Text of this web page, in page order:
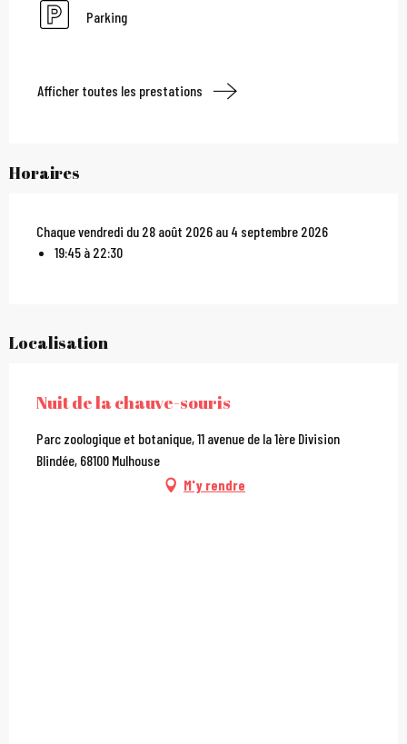
Parking
Afficher toutes les prestations
Horaires
Chaque vendredi du 28 août 2026 au 4 septembre 2026
19:45 à 22:30
Localisation
Nuit de la chauve-souris
Parc zoologique et botanique, 11 avenue de la 1ère Division
Blindée, 68100 Mulhouse
M'y rendre